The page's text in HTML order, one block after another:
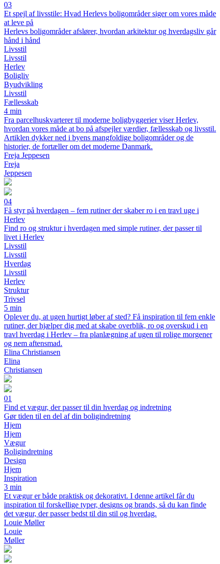
03
Et spejl af livsstile: Hvad Herlevs boligområder siger om vores måde
at leve på
Herlevs boligområder afslører, hvordan arkitektur og hverdagsliv går
hånd i hånd
Livsstil
Livsstil
Herlev
Boligliv
Byudvikling
Livsstil
Fællesskab
4 min
Fra parcelhuskvarterer til moderne boligbyggerier viser Herlev,
hvordan vores måde at bo på afspejler værdier, fællesskab og livsstil.
Artiklen dykker ned i byens mangfoldige boligområder og de
historier, de fortæller om det moderne Danmark.
Freja Jeppesen
Freja
Jeppesen
04
Få styr på hverdagen – fem rutiner der skaber ro i en travl uge i
Herlev
Find ro og struktur i hverdagen med simple rutiner, der passer til
livet i Herlev
Livsstil
Livsstil
Hverdag
Livsstil
Herlev
Struktur
Trivsel
5 min
Oplever du, at ugen hurtigt løber af sted? Få inspiration til fem enkle
rutiner, der hjælper dig med at skabe overblik, ro og overskud i en
travl hverdag i Herlev – fra planlægning af ugen til rolige morgener
og nem aftensmad.
Elina Christiansen
Elina
Christiansen
01
Find et vægur, der passer til din hverdag og indretning
Gør tiden til en del af din boligindretning
Hjem
Hjem
Vægur
Boligindretning
Design
Hjem
Inspiration
3 min
Et vægur er både praktisk og dekorativt. I denne artikel får du
inspiration til forskellige typer, designs og brands, så du kan finde
det vægur, der passer bedst til din stil og hverdag.
Louie Møller
Louie
Møller